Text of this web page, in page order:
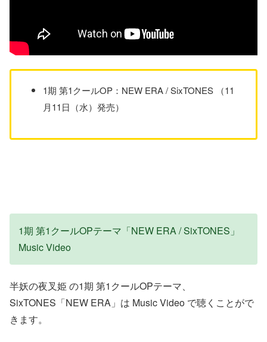
1期 第1クールOP：NEW ERA / SixTONES （11
月11日（水）発売）
1期 第1クールOPテーマ「NEW ERA / SixTONES」
Music Video
半妖の夜叉姫 の1期 第1クールOPテーマ、
SixTONES「NEW ERA」は Music Video で聴くことがで
きます。